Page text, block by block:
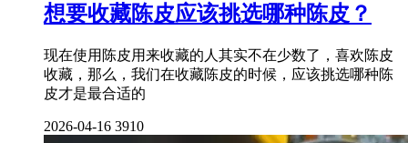
想要收藏陈皮应该挑选哪种陈皮？
现在使用陈皮用来收藏的人其实不在少数了，喜欢陈皮
收藏，那么，我们在收藏陈皮的时候，应该挑选哪种陈
皮才是最合适的
2026-04-16 3910